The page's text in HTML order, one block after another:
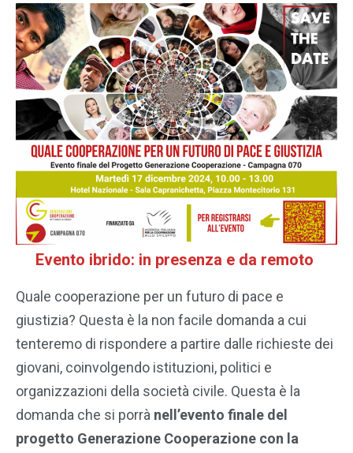
Evento ibrido: in presenza e da remoto
Quale cooperazione per un futuro di pace e
giustizia? Questa è la non facile domanda a cui
tenteremo di rispondere a partire dalle richieste dei
giovani, coinvolgendo istituzioni, politici e
organizzazioni della società civile. Questa è la
domanda che si porrà nell’evento finale del
progetto Generazione Cooperazione con la